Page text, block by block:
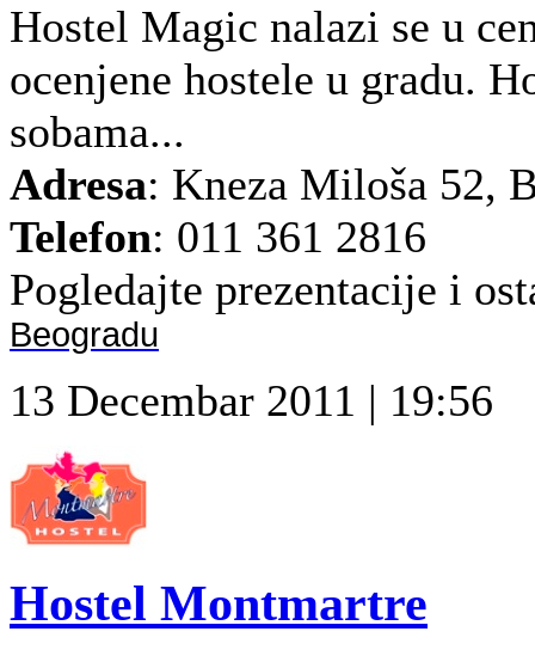
Hostel Magic nalazi se u
ocenjene hostele u gradu.
sobama...
Adresa: Kneza Miloša 52,
Telefon: 011 361 2816
Pogledajte prezentacije i
Beogradu
13 Decembar 2011 | 19:56
Hostel Montmartre